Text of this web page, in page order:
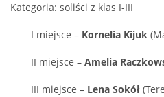
Kategoria: soliści z klas I-III
I miejsce – Kornelia Kijuk
II miejsce – Amelia
III miejsce – Lena Sokół